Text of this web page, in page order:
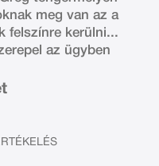
meg van az a
felszínre kerülni...
az ügyben